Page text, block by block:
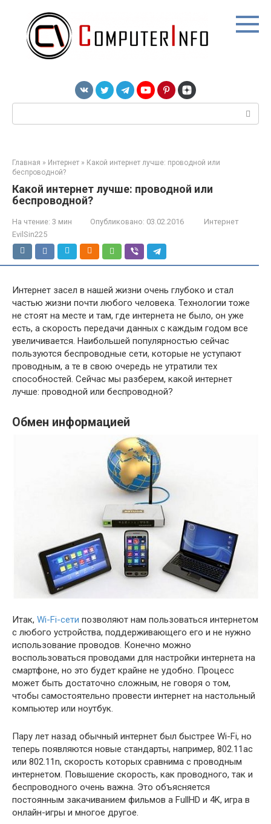
контенту
Главная » Интернет » Какой интернет лучше: проводной или
беспроводной?
Какой интернет лучше: проводной или
беспроводной?
На чтение: 3 мин Опубликовано: 03.02.2016
Интернет
EvilSin225
Интернет засел в нашей жизни очень глубоко и стал
частью жизни почти любого человека. Технологии тоже
не стоят на месте и там, где интернета не было, он уже
есть, а скорость передачи данных с каждым годом все
увеличивается. Наибольшей популярностью сейчас
пользуются беспроводные сети, которые не уступают
проводным, а те в свою очередь не утратили тех
способностей. Сейчас мы разберем, какой интернет
лучше: проводной или беспроводной?
Обмен информацией
Итак, Wi-Fi-сети позволяют нам пользоваться интернетом
с любого устройства, поддерживающего его и не нужно
использование проводов. Конечно можно
воспользоваться проводами для настройки интернета на
смартфоне, но это будет крайне не удобно. Процесс
может быть достаточно сложным, не говоря о том,
чтобы самостоятельно провести интернет на настольный
компьютер или ноутбук.
Пару лет назад обычный интернет был быстрее Wi-Fi, но
теперь появляются новые стандарты, например, 802.11ac
или 802.11n, скорость которых сравнима с проводным
интернетом. Повышение скорость, как проводного, так и
беспроводного очень важна. Это объясняется
постоянным закачиванием фильмов а FullHD и 4K, игра в
онлайн-игры и многое другое.